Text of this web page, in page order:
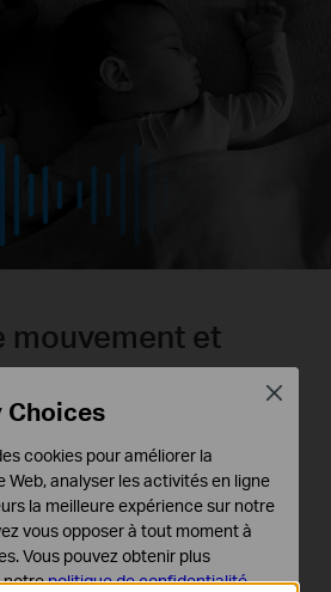
mouvement et
zones d'activité
que vous recevez en créant
personnalisées autour
Choices
cookies pour améliorer la
Web, analyser les activités en ligne
la meilleure expérience sur notre
vous opposer à tout moment à
Vous pouvez obtenir plus
notrepolitique de confidentialité.
Close